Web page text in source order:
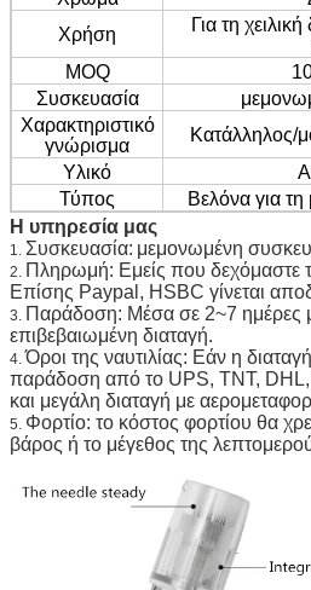
Χρήση
Για τη
MOQ
Συσκευασία
Χαρακτηριστικό
γνώρισμα
Κατάλληλος/
Υλικό
Τύπος
Βελόνα για
Η υπηρεσία μας
1. Συσκευασία: μεμονωμένη
2. Πληρωμή: Εμείς που δεχόμαστε
Επίσης Paypal, HSBC γίνεται
3. Παράδοση: Μέσα σε 2~7 ημέρες
επιβεβαιωμένη διαταγή.
4.Όροι της ναυτιλίας: Εάν η
παράδοση από το UPS, TNT,
και μεγάλη διαταγή με
5. Φορτίο: το κόστος φορτίου θα
βάρος ή το μέγεθος της